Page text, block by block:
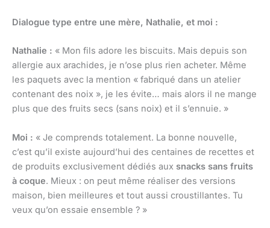
Dialogue type entre une mère, Nathalie, et moi :
Nathalie : « Mon fils adore les biscuits. Mais depuis son
allergie aux arachides, je n’ose plus rien acheter. Même
les paquets avec la mention « fabriqué dans un atelier
contenant des noix », je les évite… mais alors il ne mange
plus que des fruits secs (sans noix) et il s’ennuie. »
Moi : « Je comprends totalement. La bonne nouvelle,
c’est qu’il existe aujourd’hui des centaines de recettes et
de produits exclusivement dédiés aux snacks sans fruits
à coque. Mieux : on peut même réaliser des versions
maison, bien meilleures et tout aussi croustillantes. Tu
veux qu’on essaie ensemble ? »